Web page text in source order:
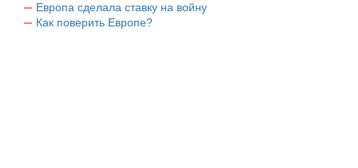
Европа сделала ставку на войну
Как поверить Европе?